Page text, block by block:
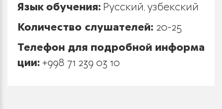
Язык обучения: Русский, узбекский
Количество слушателей: 20-25
Телефон для подробной информа
ции: +998 71 239 03 10